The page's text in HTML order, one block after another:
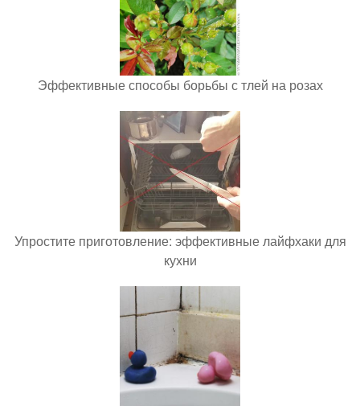
Эффективные способы борьбы с тлей на розах
Упростите приготовление: эффективные лайфхаки для
кухни